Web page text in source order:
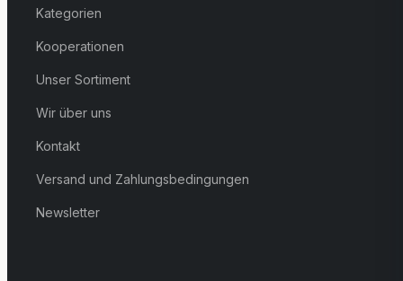
Kategorien
Kooperationen
Unser Sortiment
Wir über uns
Kontakt
Versand und Zahlungsbedingungen
Newsletter